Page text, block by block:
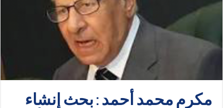
مكرم محمد أحمد : بحث إنشاء